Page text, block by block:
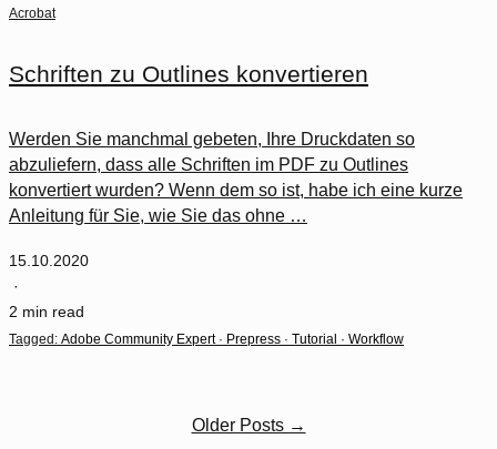
Acrobat
Schriften zu Outlines konvertieren
Werden Sie manchmal gebeten, Ihre Druckdaten so
abzuliefern, dass alle Schriften im PDF zu Outlines
konvertiert wurden? Wenn dem so ist, habe ich eine kurze
Anleitung für Sie, wie Sie das ohne …
15.10.2020
·
2 min read
Tagged: Adobe Community Expert· Prepress · Tutorial · Workflow
Older Posts →